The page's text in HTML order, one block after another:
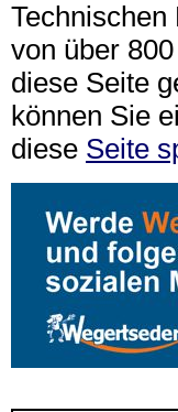
Technischen
von über
diese Seite
können Sie
diese Seite